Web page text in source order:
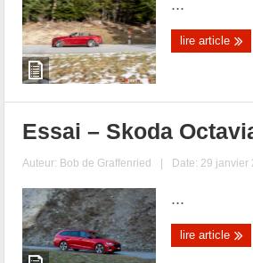
...
lire article
Essai – Skoda
Auteur: Bob de Graffenried | Date: 29 janvier
...
lire article